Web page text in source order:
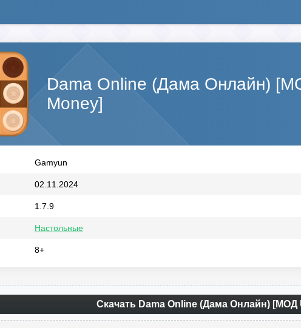
Dama Online (Дама Онлайн)
Money]
Gamyun
02.11.2024
1.7.9
Настольные
8+
Скачать Dama Online (Дама Онлайн) [МОД